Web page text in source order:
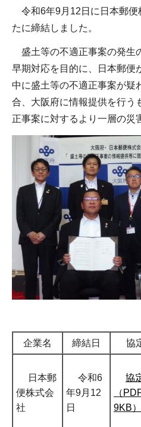
令和6年9月12日に日本郵便
たに締結しました。
盛土等の不適正事案の発生
早期対応を目的に、日本郵便
中に盛土等の不適正事案が疑
合、大阪府に情報提供を行う
正事案に対するより一層の災
企業名 締結日 協
日本郵
便株式会
社
令和6
年9月12
日
協
（
9KB）